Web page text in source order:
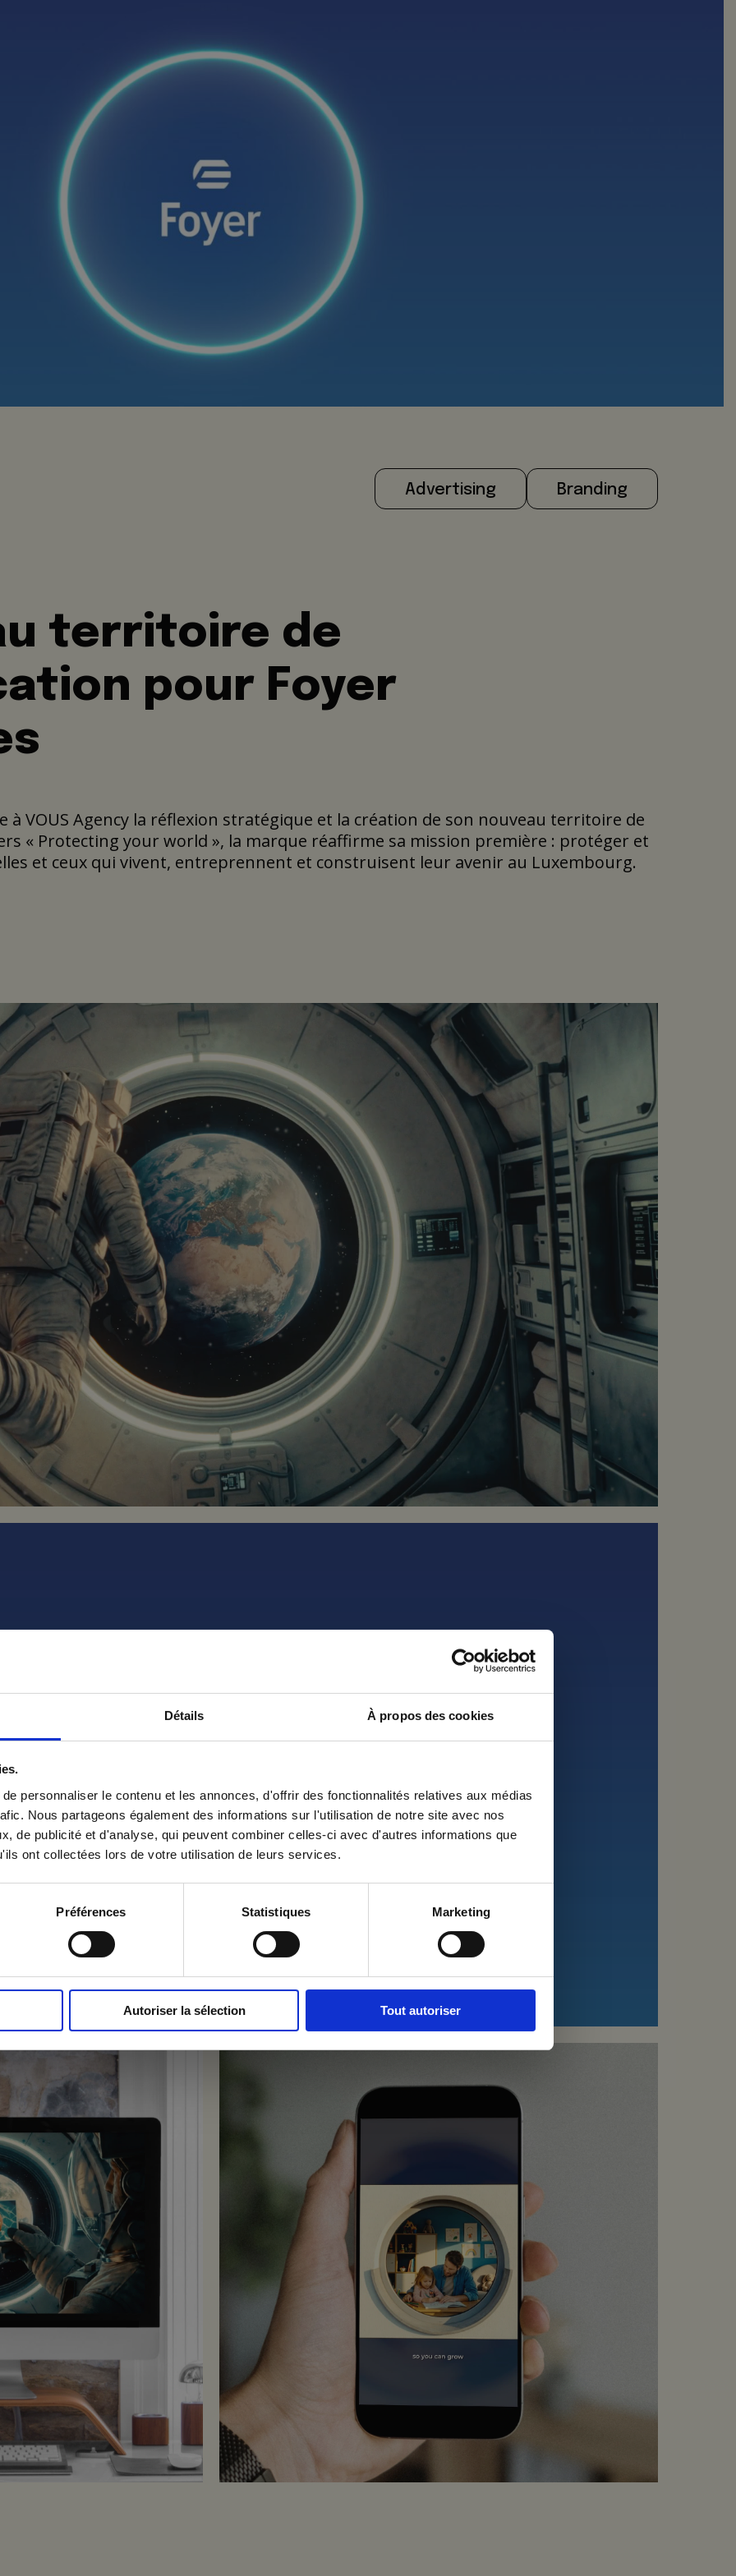
Détails À propos des cookies
personnaliser le contenu et les annonces, d'offrir des fonctionnalités relatives aux médias
Nous partageons également des informations sur l'utilisation de notre site avec nos
de publicité et d'analyse, qui peuvent combiner celles-ci avec d'autres informations que
ont collectées lors de votre utilisation de leurs services.
Préférences Statistiques Marketing
Autoriser la sélection Tout autoriser
Advertising Branding
territoire de
pour Foyer
à VOUS Agency la réflexion stratégique et la création de son nouveau territoire de
« Protecting your world », la marque réaffirme sa mission première : protéger et
et ceux qui vivent, entreprennent et construisent leur avenir au Luxembourg.
de ses prises de parole et la préférence de marque.
de sa mission : protéger ce qui compte réellement. Au-delà des contrats et des
des personnes, des familles, des entreprises, des projets de vie et des
un territoire de communication construit autour d’un repère visuel fort : le cercle.
de proximité, de continuité et de présence, il devient un langage graphique simple,
pour unifier les campagnes et renforcer la reconnaissance de la marque sur
de parole.
world », Foyer adopte une nouvelle promesse de marque en remplacement de son
fir Iech do ». Plus qu’une signature, elle traduit un repositionnement assumé
proche et résolument tournée vers les réalités du Luxembourg.
dévoilé à travers une campagne image portée par un film mêlant prises de vues
par intelligence artificielle. Le récit fait progressivement passer d’une vision
de vie plus intimes, illustrant la promesse Protecting your world. Cette première
fondations du nouveau territoire et ouvre la voie à ses futures déclinaisons «
d’un territoire de communication cohérent, distinctif et durable, capable de
de la marque, de fédérer l’ensemble de ses prises de parole et d’accompagner
population toujours plus internationale.
Agency la permission de m'envoyer ses newsletters.